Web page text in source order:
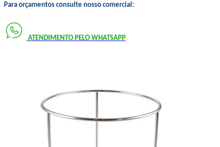
Para orçamentos consulte nosso comercial:
ATENDIMENTO PELO WHATSAPP